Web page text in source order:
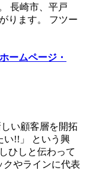
長崎市、平戸
ります。 フツー
ームページ・
い顧客層を開拓
い!!」 という興
ひしと伝わって
クやラインに代表